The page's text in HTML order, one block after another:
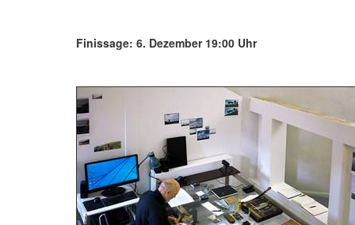
Finissage: 6. Dezember 19:00 Uhr